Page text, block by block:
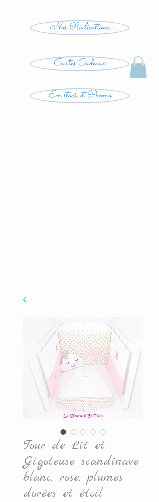
Nos Réalisations
Cartes Cadeaux
En stock et Promo
Tour de Lit et
Gigoteuse scandinave
blanc, rose, plumes
dorées et étoil